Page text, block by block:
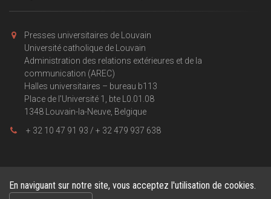
En naviguant sur notre site, vous acceptez l'utilisation de cookies.
Presses universitaires de Louvain
Université catholique de Louvain
Administration des relations extérieures et de la
communication (AREC)
Halles universitaires – bureau b113
Place de l'Université 1, bte L0.01.08
1348 Louvain-la-Neuve, Belgique
+ 32 10 47 91 93 / + 32 479 937 638